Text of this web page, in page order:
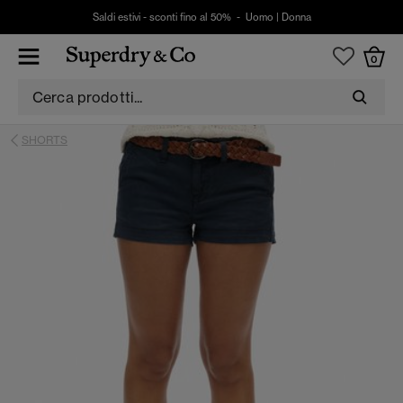
Saldi estivi - sconti fino al 50% - Uomo Donna
0
SHORTS